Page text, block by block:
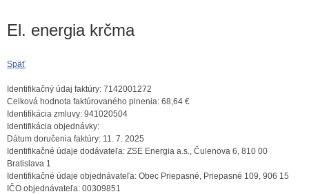
El. energia krčma
Späť
Identifikačný údaj faktúry: 7142001272
Celková hodnota faktúrovaného plnenia: 68,64 €
Identifikácia zmluvy: 941020504
Identifikácia objednávky:
Dátum doručenia faktúry: 11. 7. 2025
Identifikačné údaje dodávateľa: ZSE Energia a.s., Čulenova 6, 810 00
Bratislava 1
Identifikačné údaje objednávateľa: Obec Priepasné, Priepasné 109, 906 15
IČO objednávateľa: 00309851